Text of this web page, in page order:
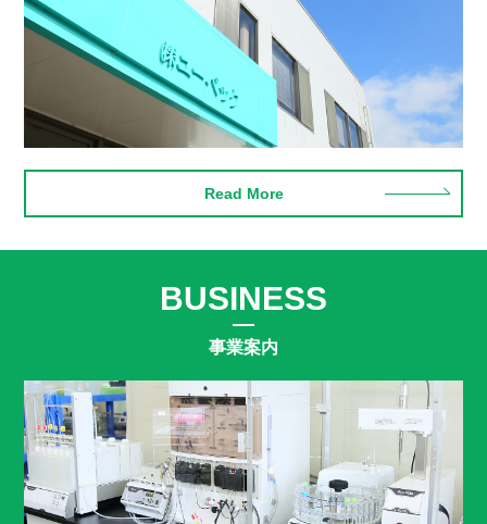
Read More
BUSINESS
事業案内